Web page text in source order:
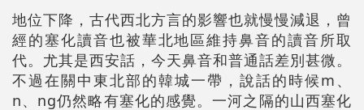
地位下降，古代西北方言的影響也就慢慢減退，曾
經的塞化讀音也被華北地區維持鼻音的讀音所取
代。尤其是西安話，今天鼻音和普通話差別甚微。
不過在關中東北部的韓城一帶，說話的時候m、
n、ng仍然略有塞化的感覺。一河之隔的山西塞化